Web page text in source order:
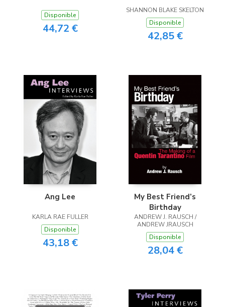
Disponible
44,72 €
SHANNON BLAKE SKELTON
Disponible
42,85 €
Ang Lee
KARLA RAE FULLER
Disponible
43,18 €
My Best Friend’s
Birthday
ANDREW J. RAUSCH /
ANDREW JRAUSCH
Disponible
28,04 €